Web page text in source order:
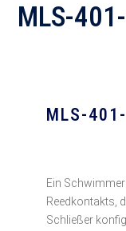
MLS-
MLS-
Ein
Reedkontakts,
Schließer